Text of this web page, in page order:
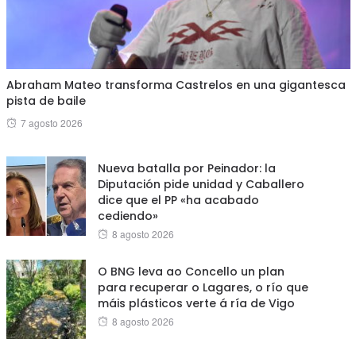
Abraham Mateo transforma Castrelos en una gigantesca
pista de baile
Posted
7 agosto 2026
Nueva batalla por Peinador: la
Diputación pide unidad y Caballero
dice que el PP «ha acabado
cediendo»
Posted
8 agosto 2026
O BNG leva ao Concello un plan
para recuperar o Lagares, o río que
máis plásticos verte á ría de Vigo
Posted
8 agosto 2026